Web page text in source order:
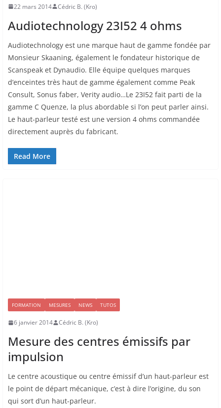
22 mars 2014 Cédric B. (Kro)
Audiotechnology 23I52 4 ohms
Audiotechnology est une marque haut de gamme fondée par
Monsieur Skaaning, également le fondateur historique de
Scanspeak et Dynaudio. Elle équipe quelques marques
d’enceintes très haut de gamme également comme Peak
Consult, Sonus faber, Verity audio…Le 23I52 fait parti de la
gamme C Quenze, la plus abordable si l’on peut parler ainsi.
Le haut-parleur testé est une version 4 ohms commandée
directement auprès du fabricant.
Read More
FORMATION MESURES NEWS TUTOS
6 janvier 2014 Cédric B. (Kro)
Mesure des centres émissifs par
impulsion
Le centre acoustique ou centre émissif d’un haut-parleur est
le point de départ mécanique, c’est à dire l’origine, du son
qui sort d’un haut-parleur.